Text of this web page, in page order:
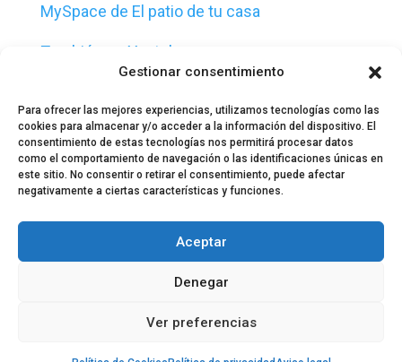
Gestionar consentimiento
Para ofrecer las mejores experiencias, utilizamos tecnologías como las
cookies para almacenar y/o acceder a la información del dispositivo. El
consentimiento de estas tecnologías nos permitirá procesar datos
como el comportamiento de navegación o las identificaciones únicas en
este sitio. No consentir o retirar el consentimiento, puede afectar
negativamente a ciertas características y funciones.
Aceptar
Denegar
Ver preferencias
MySpace de El patio de tu casa
También en Youtube
Equipo EPDLT Contacto